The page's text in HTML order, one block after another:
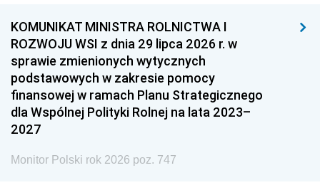
KOMUNIKAT MINISTRA ROLNICTWA I
ROZWOJU WSI z dnia 29 lipca 2026 r. w
sprawie zmienionych wytycznych
podstawowych w zakresie pomocy
finansowej w ramach Planu Strategicznego
dla Wspólnej Polityki Rolnej na lata 2023–
2027
Monitor Polski rok 2026 poz. 747